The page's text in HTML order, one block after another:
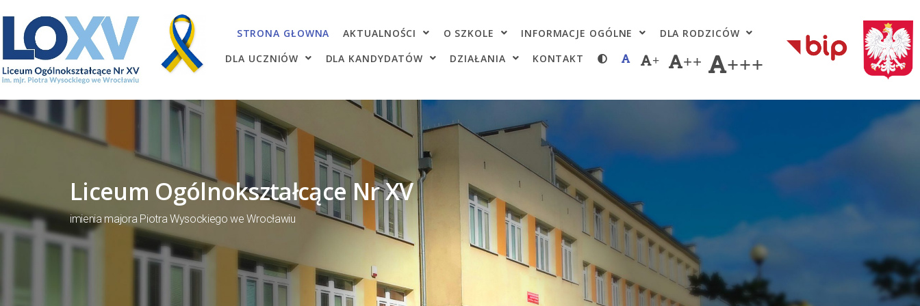
STRONA GŁOWNA AKTUALNOŚCI O SZKOLE INFORMACJE OGÓLNE
DLA RODZICÓW
DLA UCZNIÓW
DLA KANDYDATÓW DZIAŁANIA KONTAKT + ++ +++
Liceum Ogólnokształcące Nr XV
imienia majora Piotra Wysockiego we Wrocławiu